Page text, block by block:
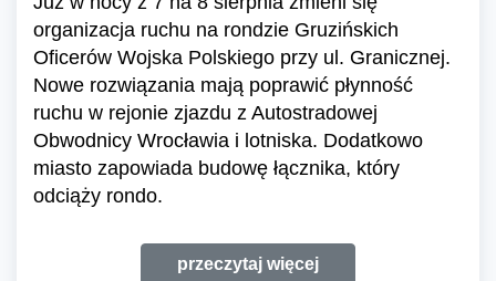
organizacja ruchu na rondzie Gruzińskich
Oficerów Wojska Polskiego przy ul. Granicznej.
Nowe rozwiązania mają poprawić płynność
ruchu w rejonie zjazdu z Autostradowej
Obwodnicy Wrocławia i lotniska. Dodatkowo
miasto zapowiada budowę łącznika, który
odciąży rondo.
przeczytaj więcej